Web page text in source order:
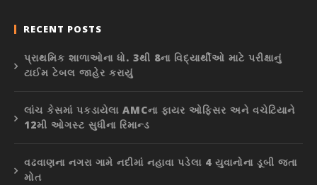
RECENT POSTS
પ્રાથમિક શાળાઓના ધો. 3થી 8ના વિદ્યાર્થીઓ માટે પરીક્ષાનું
ટાઈમ ટેબલ જાહેર કરાયું
લાંચ કેસમાં પકડાયેલા AMCના ફાયર ઓફિસર અને વચેટિયાને
12મી ઓગસ્ટ સુધીના રિમાન્ડ
વઢવાણના નગરા ગામે નદીમાં નહાવા પડેલા 4 યુવાનોના ડૂબી જતા
મોત